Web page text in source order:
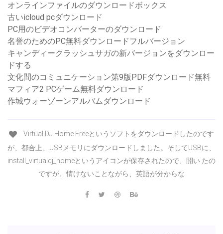
オンラインファイルのダウンロードボックス
古いicloud pcダウンロード
PC用のビデオコンバーターのダウンロード
名誉のためのPC無料ダウンロードフルバージョン
キャンディークラッシュサガの新バージョンをダウンロー
ドする
文化間のコミュニケーション第9版PDFダウンロード無料
マフィア2 PCゲーム無料ダウンロード
作城ウォーゾーンアルバムダウンロード
Virtual DJ Home Freeというソフトをダウンロードしたのです
が、都合上、USBメモリにダウンロードしました。そしてUSBに、
install_virtualdj_homeというアイコンが保存されたので、開い たの
ですが、情けないことながら、英語が分からな